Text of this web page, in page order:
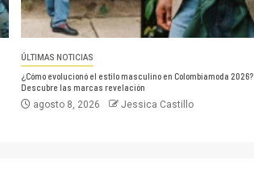
ÚLTIMAS NOTICIAS
¿Cómo evolucionó el estilo masculino en Colombiamoda 2026?
Descubre las marcas revelación
agosto 8, 2026 Jessica Castillo